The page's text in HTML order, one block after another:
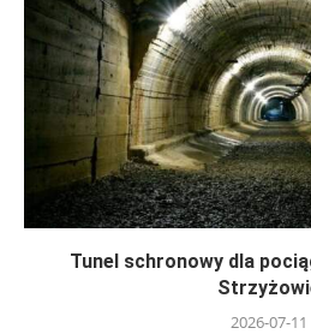
Tunel schronowy dla
2026-07-11